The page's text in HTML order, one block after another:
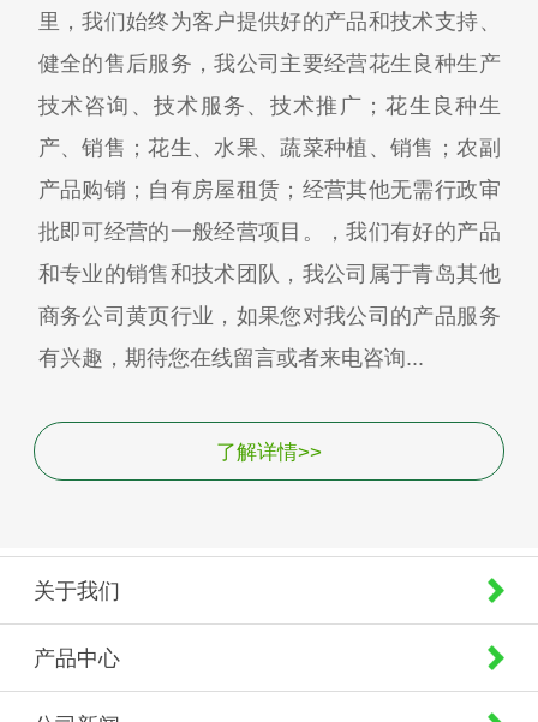
里，我们始终为客户提供好的产品和技术支持、
健全的售后服务，我公司主要经营花生良种生产
技术咨询、技术服务、技术推广；花生良种生
产、销售；花生、水果、蔬菜种植、销售；农副
产品购销；自有房屋租赁；经营其他无需行政审
批即可经营的一般经营项目。，我们有好的产品
和专业的销售和技术团队，我公司属于青岛其他
商务公司黄页行业，如果您对我公司的产品服务
有兴趣，期待您在线留言或者来电咨询...
了解详情>>
关于我们
产品中心